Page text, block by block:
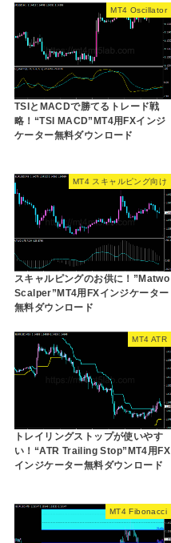
MT4 Oscillator
TSIとMACDで勝てるトレード戦
略！“TSI MACD”MT4用FXインジ
ケーター無料ダウンロード
MT4 スキャルピング向け
スキャルピングのお供に！”Matwo
Scalper”MT4用FXインジケーター
無料ダウンロード
MT4 ATR
トレイリングストップが使いやす
い！“ATR Trailing Stop”MT4用FX
インジケーター無料ダウンロード
MT4 Fibonacci